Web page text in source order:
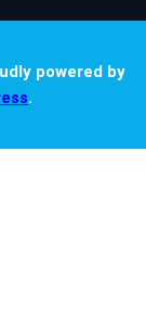
powered by
.